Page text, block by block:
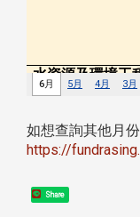
如想查詢其他月
https://
Share